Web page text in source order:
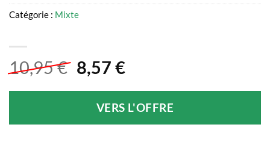
10,95€ Le
initial
était :
8,57 €Le
actuel
est :
VERS L'OFFRE
Catégorie : Mixte